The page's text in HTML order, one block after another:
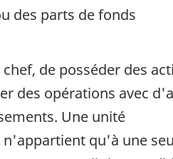
des parts de fonds
de posséder des
des opérations avec
Une unité
qu'à une